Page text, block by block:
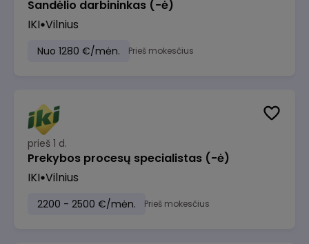
Sandėlio darbininkas (-ė)
IKI Vilnius
Nuo 1280 €/mėn. Prieš mokesčius
prieš 1 d.
Prekybos procesų specialistas (-ė)
IKI Vilnius
2200 - 2500 €/mėn. Prieš mokesčius